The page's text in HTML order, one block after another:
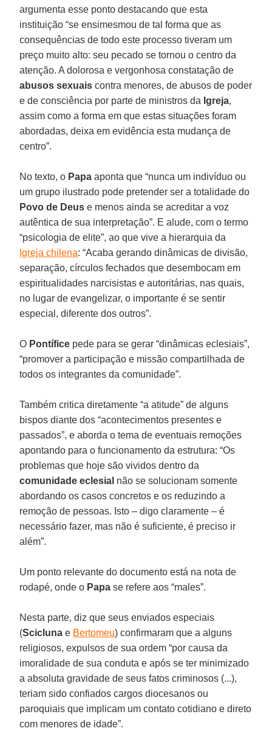
argumenta esse ponto destacando que esta
instituição “se ensimesmou de tal forma que as
consequências de todo este processo tiveram um
preço muito alto: seu pecado se tornou o centro da
atenção. A dolorosa e vergonhosa constatação de
abusos sexuais contra menores, de abusos de poder
e de consciência por parte de ministros da Igreja,
assim como a forma em que estas situações foram
abordadas, deixa em evidência esta mudança de
centro”.
No texto, o Papa aponta que “nunca um indivíduo ou
um grupo ilustrado pode pretender ser a totalidade do
Povo de Deus e menos ainda se acreditar a voz
autêntica de sua interpretação”. E alude, com o termo
“psicologia de elite”, ao que vive a hierarquia da
Igreja chilena: “Acaba gerando dinâmicas de divisão,
separação, círculos fechados que desembocam em
espiritualidades narcisistas e autoritárias, nas quais,
no lugar de evangelizar, o importante é se sentir
especial, diferente dos outros”.
O Pontífice pede para se gerar “dinâmicas eclesiais”,
“promover a participação e missão compartilhada de
todos os integrantes da comunidade”.
Também critica diretamente “a atitude” de alguns
bispos diante dos “acontecimentos presentes e
passados”, e aborda o tema de eventuais remoções
apontando para o funcionamento da estrutura: “Os
problemas que hoje são vividos dentro da
comunidade eclesial não se solucionam somente
abordando os casos concretos e os reduzindo a
remoção de pessoas. Isto – digo claramente – é
necessário fazer, mas não é suficiente, é preciso ir
além”.
Um ponto relevante do documento está na nota de
rodapé, onde o Papa se refere aos “males”.
Nesta parte, diz que seus enviados especiais
(Scicluna e Bertomeu) confirmaram que a alguns
religiosos, expulsos de sua ordem “por causa da
imoralidade de sua conduta e após se ter minimizado
a absoluta gravidade de seus fatos criminosos (...),
teriam sido confiados cargos diocesanos ou
paroquiais que implicam um contato cotidiano e direto
com menores de idade”.